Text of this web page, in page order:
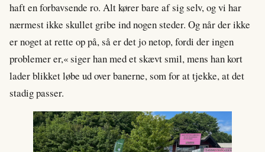
haft en forbavsende ro. Alt kører bare af sig selv, og vi har
nærmest ikke skullet gribe ind nogen steder. Og når der ikke
er noget at rette op på, så er det jo netop, fordi der ingen
problemer er,« siger han med et skævt smil, mens han kort
lader blikket løbe ud over banerne, som for at tjekke, at det
stadig passer.